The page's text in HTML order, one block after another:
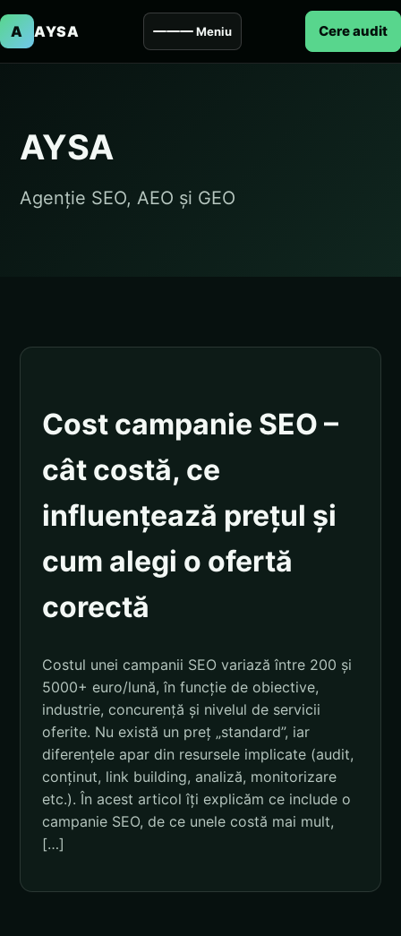
A AYSA Meniu Cere audit
AYSA
Agenție SEO, AEO și GEO
Cost campanie SEO –
cât costă, ce
influențează prețul și
cum alegi o ofertă
corectă
Costul unei campanii SEO variază între 200 și
5000+ euro/lună, în funcție de obiective,
industrie, concurență și nivelul de servicii
oferite. Nu există un preț „standard”, iar
diferențele apar din resursele implicate (audit,
conținut, link building, analiză, monitorizare
etc.). În acest articol îți explicăm ce include o
campanie SEO, de ce unele costă mai mult,
[…]